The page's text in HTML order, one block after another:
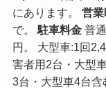
にあります。 営業
で。 駐車料金普
円。 大型車:1回
害者用2台・大型
3台・大型車4台含